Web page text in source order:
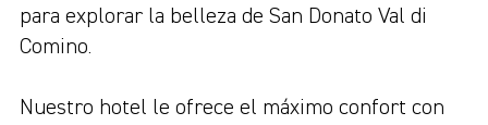
para explorar la belleza de San Donato Val di
Comino.
Nuestro hotel le ofrece el máximo confort con